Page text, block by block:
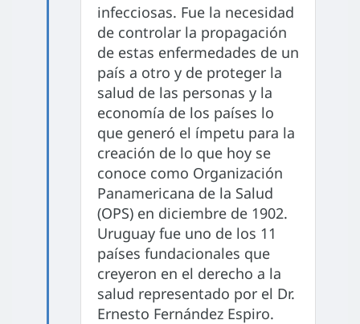
infecciosas. Fue la necesidad
de controlar la propagación
de estas enfermedades de un
país a otro y de proteger la
salud de las personas y la
economía de los países lo
que generó el ímpetu para la
creación de lo que hoy se
conoce como Organización
Panamericana de la Salud
(OPS) en diciembre de 1902.
Uruguay fue uno de los 11
países fundacionales que
creyeron en el derecho a la
salud representado por el Dr.
Ernesto Fernández Espiro.